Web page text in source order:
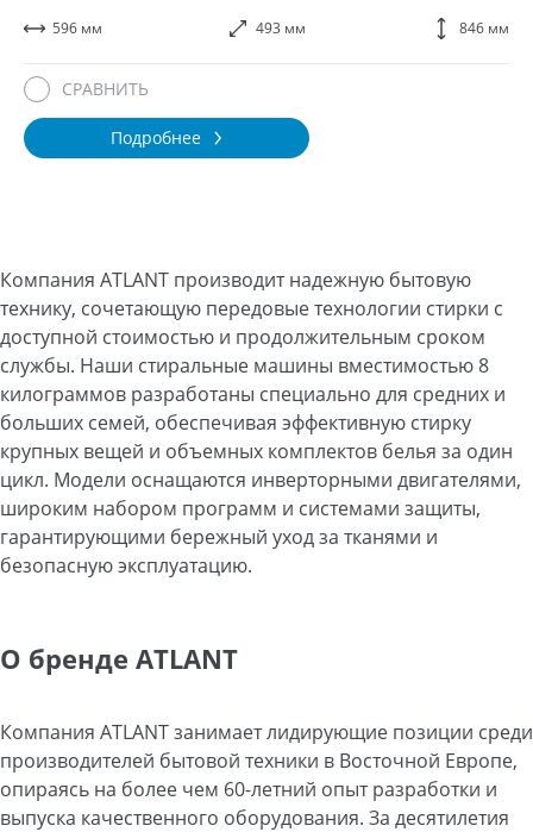
596 мм 493 мм 846 мм
Подробнее
СРАВНИТЬ
Компания ATLANT производит надежную бытовую
технику, сочетающую передовые технологии стирки с
доступной стоимостью и продолжительным сроком
службы. Наши стиральные машины вместимостью 8
килограммов разработаны специально для средних и
больших семей, обеспечивая эффективную стирку
крупных вещей и объемных комплектов белья за один
цикл. Модели оснащаются инверторными двигателями,
широким набором программ и системами защиты,
гарантирующими бережный уход за тканями и
безопасную эксплуатацию.
О бренде ATLANT
Компания ATLANT занимает лидирующие позиции среди
производителей бытовой техники в Восточной Европе,
опираясь на более чем 60-летний опыт разработки и
выпуска качественного оборудования. За десятилетия